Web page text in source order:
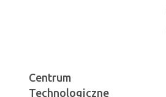
Centrum
Technologiczne